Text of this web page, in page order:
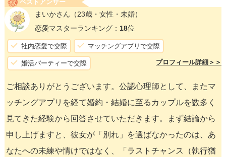
ベストアンサー
まいかさん （23歳・女性・未婚）
恋愛マスターランキング： 18位
社内恋愛で交際 マッチングアプリで交際
婚活パーティーで交際 プロフィール詳細＞＞
ご相談ありがとうございます。公認心理師として、またマ
ッチングアプリを経て婚約・結婚に至るカップルを数多く
見てきた経験から回答させていただきます。まず結論から
申し上げますと、彼女が「別れ」を選ばなかったのは、あ
なたへの未練や情けではなく、「ラストチャンス（執行猶